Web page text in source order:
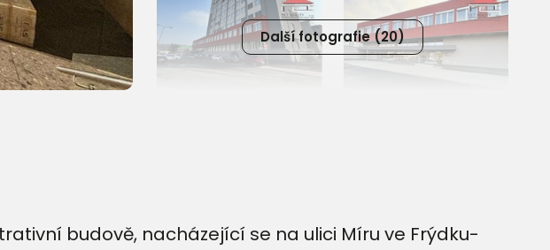
Další fotografie (20)
budově, nacházející se na ulici Míru ve Frýdku-